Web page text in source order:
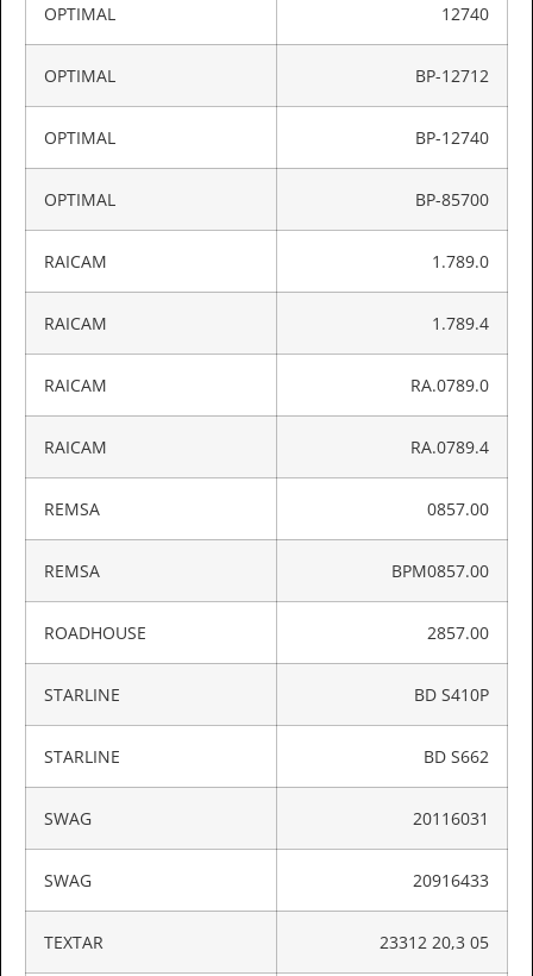
OPTIMAL 12740
OPTIMAL BP-12712
OPTIMAL BP-12740
OPTIMAL BP-85700
RAICAM 1.789.0
RAICAM 1.789.4
RAICAM RA.0789.0
RAICAM RA.0789.4
REMSA 0857.00
REMSA BPM0857.00
ROADHOUSE 2857.00
STARLINE BD S410P
STARLINE BD S662
SWAG 20116031
SWAG 20916433
TEXTAR 23312 20,3 05